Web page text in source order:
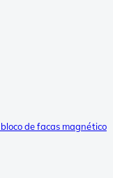
de facas magnético